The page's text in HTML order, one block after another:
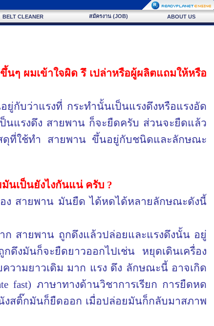
BELT CLEANER สมัครงาน (JOB) ABOUT US
ๆ ผมเข้าใจผิด รึ เปล่าหรือผู้ผลิตแถมให้หรือ
กับว่าแรงที่ กระทำนั้นเป็นแรงดึงหรือแรงอัด
นแรงดึง สายพาน ก็จะยืดครับ ส่วนจะยืดแล้ว
ดุที่ใช้ทำ สายพาน ขึ้นอยู่กับชนิดและลักษณะ
นเป็นยังไงกันแน่ ครับ ?
อง สายพาน มันยืด ได้หดได้หลายลักษณะดังนี้
ก สายพาน ถูกดึงแล้วปล่อยและแรงดึงนั้น อยู่
ดึงมันก็จะยืดยาวออกไปเช่น หยุดเดินเครื่อง
วามยาวเดิม มาก แรง ดึง ลักษณะนี้ อาจเกิด
fast) ภาษาทางด้านวิชาการเรียก การยืดหด
นังสติ๊กมันก็ยืดออก เมื่อปล่อยมันก็กลับมาสภาพ